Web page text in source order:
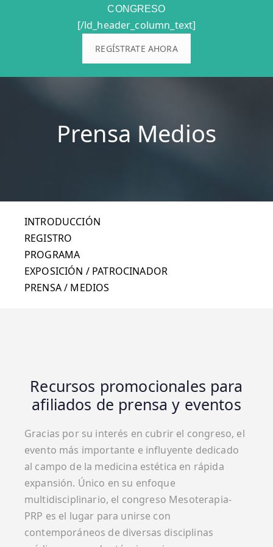
CONGRESO
[/ld_header_column_text]
REGÍSTRATE AHORA
Prensa Medios
INTRODUCCIÓN
REGISTRO
PROGRAMA
EXPOSICIÓN / PATROCINADOR
PRENSA / MEDIOS
Recursos promocionales para
afiliados de prensa y eventos
Gracias por su interés en cubrir el congreso, el
evento más importante e influyente dedicado
al campo de la medicina estética en rápida
expansión. Único en su enfoque
multidisciplinario, el congreso Mesoterapia-
PRP es el lugar para unirse con
contemporáneos de diversas disciplinas